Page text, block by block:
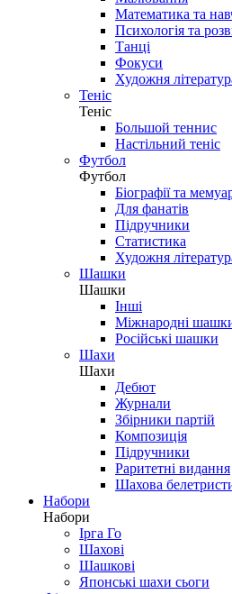
Математика та
Психологія та
Танці
Фокуси
Художня
Теніс
Теніс
Большой теннис
Настільний теніс
Футбол
Футбол
Біографії та
Для фанатів
Підручники
Статистика
Художня
Шашки
Шашки
Інші
Міжнародні
Російські шашки
Шахи
Шахи
Дебют
Журнали
Збірники партій
Композиція
Підручники
Раритетні видання
Шахова
Набори
Набори
Ірга Го
Шахові
Шашкові
Японські шахи сьоги